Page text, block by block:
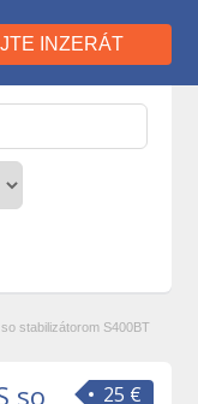
INZERÁT
stabilizátorom S400BT
25 €
so